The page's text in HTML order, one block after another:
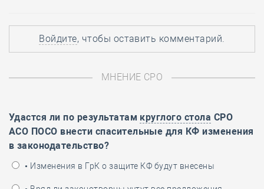
Войдите, чтобы оставить комментарий.
МНЕНИЕ СРО
Удастся ли по результатам круглого стола СРО
АСО ПОСО внести спасительные для КФ изменения
в законодательство?
• Изменения в ГрК о защите КФ будут внесены